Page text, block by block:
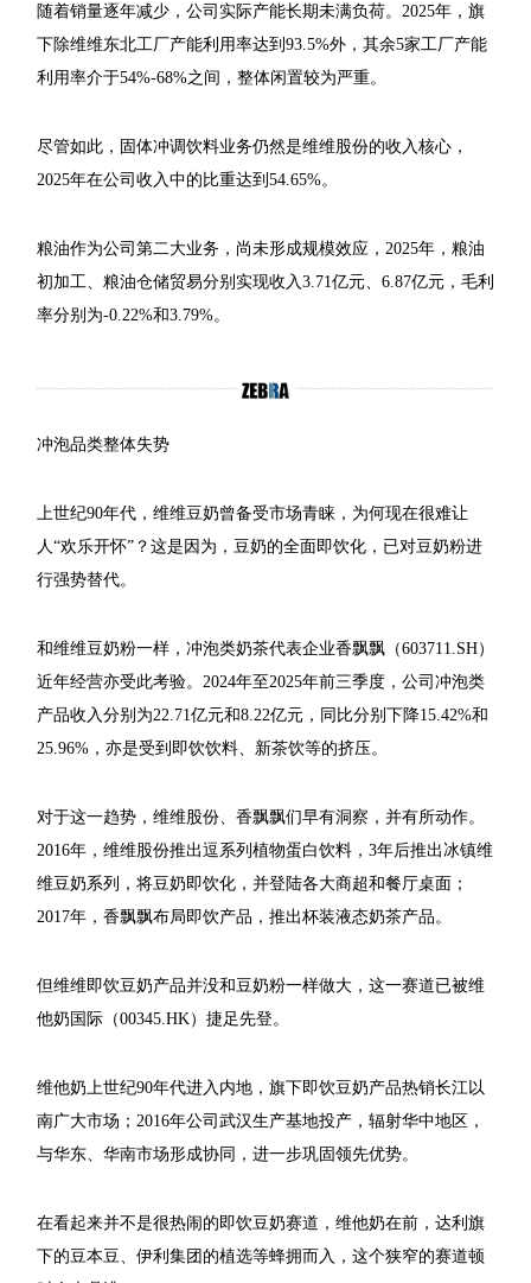
随着销量逐年减少，公司实际产能长期未满负荷。2025年，旗
下除维维东北工厂产能利用率达到93.5%外，其余5家工厂产能
利用率介于54%-68%之间，整体闲置较为严重。
尽管如此，固体冲调饮料业务仍然是维维股份的收入核心，
2025年在公司收入中的比重达到54.65%。
粮油作为公司第二大业务，尚未形成规模效应，2025年，粮油
初加工、粮油仓储贸易分别实现收入3.71亿元、6.87亿元，毛利
率分别为-0.22%和3.79%。
冲泡品类整体失势
上世纪90年代，维维豆奶曾备受市场青睐，为何现在很难让
人“欢乐开怀”？这是因为，豆奶的全面即饮化，已对豆奶粉进
行强势替代。
和维维豆奶粉一样，冲泡类奶茶代表企业香飘飘（603711.SH）
近年经营亦受此考验。2024年至2025年前三季度，公司冲泡类
产品收入分别为22.71亿元和8.22亿元，同比分别下降15.42%和
25.96%，亦是受到即饮饮料、新茶饮等的挤压。
对于这一趋势，维维股份、香飘飘们早有洞察，并有所动作。
2016年，维维股份推出逗系列植物蛋白饮料，3年后推出冰镇维
维豆奶系列，将豆奶即饮化，并登陆各大商超和餐厅桌面；
2017年，香飘飘布局即饮产品，推出杯装液态奶茶产品。
但维维即饮豆奶产品并没和豆奶粉一样做大，这一赛道已被维
他奶国际（00345.HK）捷足先登。
维他奶上世纪90年代进入内地，旗下即饮豆奶产品热销长江以
南广大市场；2016年公司武汉生产基地投产，辐射华中地区，
与华东、华南市场形成协同，进一步巩固领先优势。
在看起来并不是很热闹的即饮豆奶赛道，维他奶在前，达利旗
下的豆本豆、伊利集团的植选等蜂拥而入，这个狭窄的赛道顿